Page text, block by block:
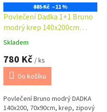
885 Kč –11 %
Povlečení Dadka 1+1 Bruno
modrý krep 140x200cm
70x90cm
Průměrné
hodnocení
produktu
5,0
5
hvězdiček.
Skladem
780 Kč / ks
Do košíku
Povlečení Bruno modrý DADKA
140x200, 70x90cm, krep, zipový